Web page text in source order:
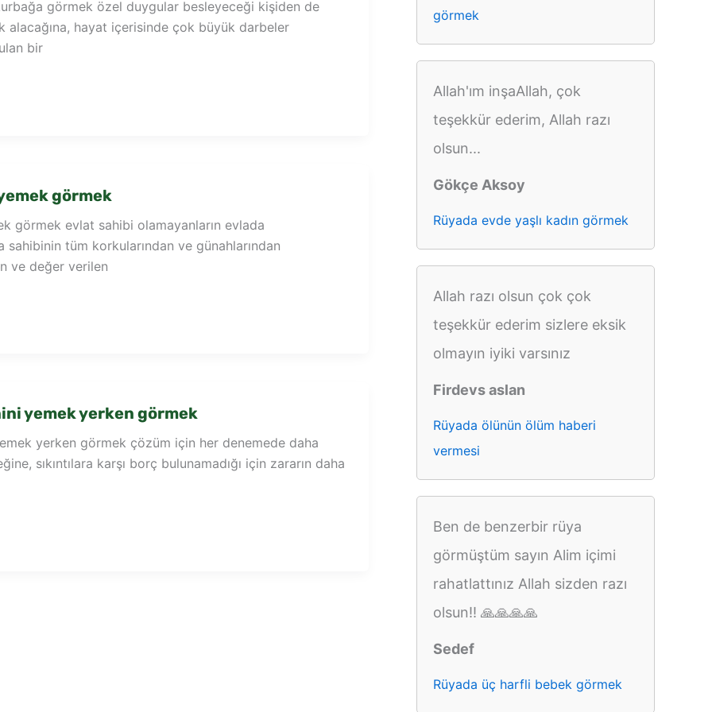
görmek özel duygular besleyeceği kişiden de
alacağına, hayat içerisinde çok büyük darbeler
bir
görmek
görmek evlat sahibi olamayanların evlada
sahibinin tüm korkularından ve günahlarından
ve değer verilen
yemek yerken görmek
yerken görmek çözüm için her denemede daha
sıkıntılara karşı borç bulunamadığı için zararın daha
görmek
Allah'ım inşaAllah, çok
teşekkür ederim, Allah razı
olsun...
Gökçe Aksoy
Rüyada evde yaşlı kadın görmek
Allah razı olsun çok çok
teşekkür ederim sizlere eksik
olmayın iyiki varsınız
Firdevs aslan
Rüyada ölünün ölüm haberi
vermesi
Ben de benzerbir rüya
görmüştüm sayın Alim içimi
rahatlattınız Allah sizden razı
olsun!! 🙏🙏🙏🙏
Sedef
Rüyada üç harfli bebek görmek